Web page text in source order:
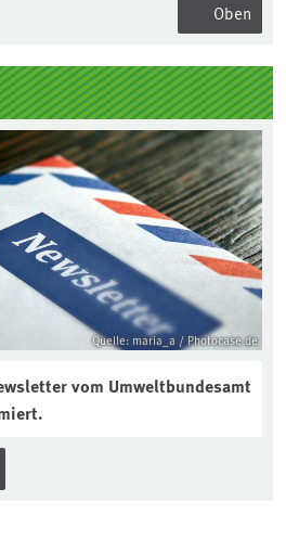
Oben
Quelle: maria_a / Photocase.de
vom Umweltbundesamt